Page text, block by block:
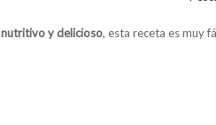
nutritivo y delicioso, esta receta es muy